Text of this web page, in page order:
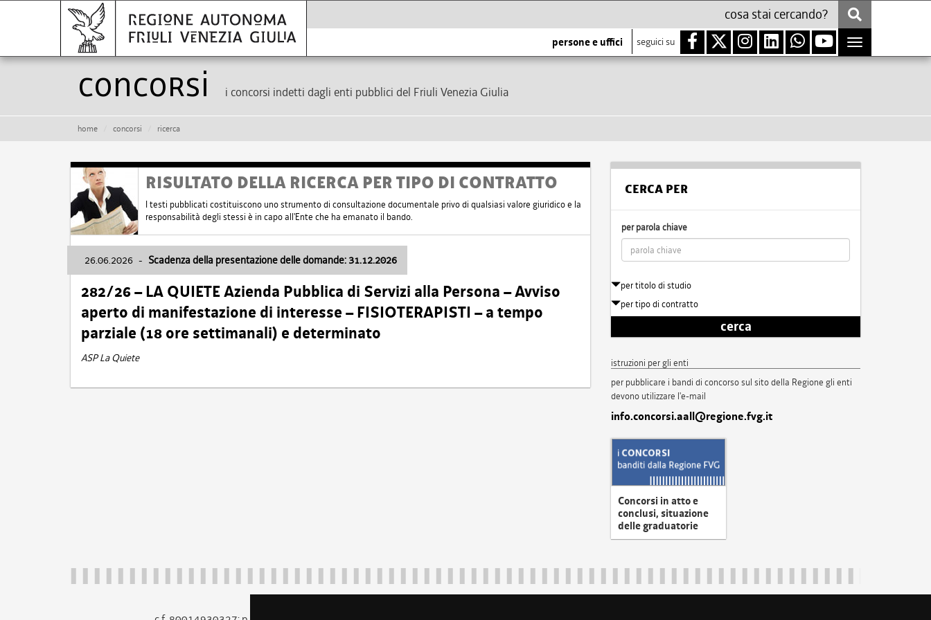
persone e uffici seguici su
Toggle
navigation
Concorsi i concorsi indetti dagli enti pubblici del Friuli Venezia Giulia
home concorsi ricerca
RISULTATO DELLA RICERCA PER TIPO DI CONTRATTO
I testi pubblicati costituiscono uno strumento di consultazione documentale privo di qualsiasi valore giuridico e la
responsabilità degli stessi è in capo all'Ente che ha emanato il bando.
26.06.2026 - Scadenza della presentazione delle domande: 31.12.2026
282/26 – LA QUIETE Azienda Pubblica di Servizi alla Persona – Avviso
aperto di manifestazione di interesse – FISIOTERAPISTI – a tempo
parziale (18 ore settimanali) e determinato
ASP La Quiete
CERCA PER
per parola chiave
per titolo di studio
per tipo di contratto
cerca
istruzioni per gli enti
per pubblicare i bandi di concorso sul sito della Regione gli enti
devono utilizzare l'e-mail
info.concorsi.aall@regione.fvg.it
Concorsi in atto e
conclusi, situazione
delle graduatorie